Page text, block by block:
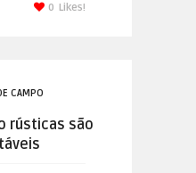
Likes!
0
CAMPO
rústicas são